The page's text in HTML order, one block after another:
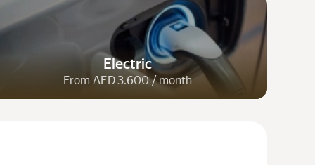
Electric
From AED 3.600 / month